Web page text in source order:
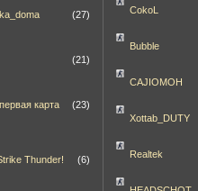
(27)
(21)
карта
(23)
Thunder! (6)
CokoL
Bubble
CAJIOMOH
Xottab_DUTY
Realtek